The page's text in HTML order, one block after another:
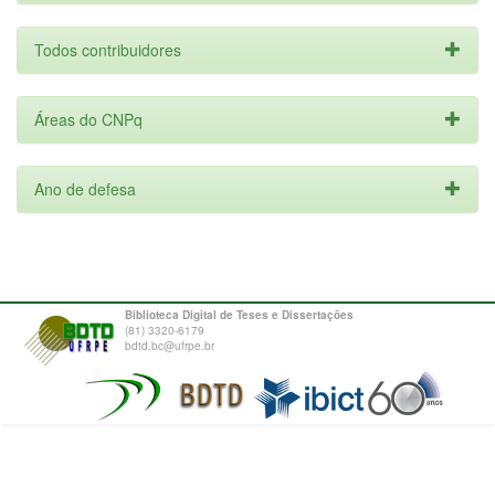
Todos contribuidores
Áreas do CNPq
Ano de defesa
Biblioteca Digital de Teses e Dissertações
(81) 3320-6179
bdtd.bc@ufrpe.br